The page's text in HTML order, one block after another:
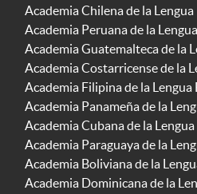
Academia Chilena de la Lengua
Academia Peruana de la Lengua
Academia Guatemalteca de la
Academia Costarricense de la
Academia Filipina de la Lengua
Academia Panameña de la
Academia Cubana de la Lengua
Academia Paraguaya de la
Academia Boliviana de la
Academia Dominicana de la